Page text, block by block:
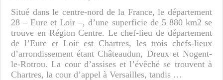
Situé dans le centre-nord de la France, le département
28 – Eure et Loir –, d’une superficie de 5 880 km2 se
trouve en Région Centre. Le chef-lieu de département
de l’Eure et Loir est Chartres, les trois chefs-lieux
d’arrondissement étant Châteaudun, Dreux et Nogent-
le-Rotrou. La cour d’assises et l’évêché se trouvent à
Chartres, la cour d’appel à Versailles, tandis …